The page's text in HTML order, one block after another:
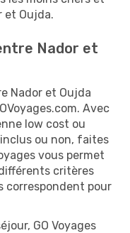
et Oujda.
Nador et
Nador et Oujda
Avec
low cost ou
ou non, faites
vous permet
critères
correspondent pour
GO Voyages